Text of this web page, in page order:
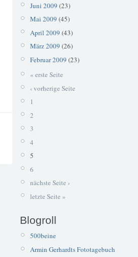
Juni 2009 (23)
Mai 2009 (45)
April 2009 (43)
März 2009 (26)
Februar 2009 (23)
« erste Seite
‹ vorherige Seite
1
2
3
4
5
6
nächste Seite ›
letzte Seite »
Blogroll
500beine
Armin Gerhardts Fototagebuch